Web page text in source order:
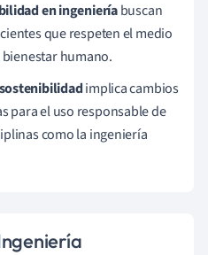
en ingenieríabuscan
que respeten el medio
humano.
implica cambios
para el uso responsable de
como la ingeniería